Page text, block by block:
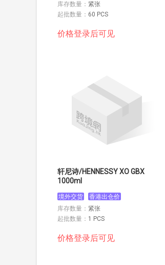
库存数量： 紧张
起批数量： 60 PCS
价格登录后可见
轩尼诗/HENNESSY XO GBX
1000ml
境外交货
香港出仓价
库存数量： 紧张
起批数量： 1 PCS
价格登录后可见